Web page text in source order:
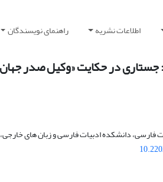
اطلاعات نشریه راهنمای نویسندگان
در حکایت «وکیل صدر
فارسی، دانشکده ادبیات فارسی و زبان های خارجی،